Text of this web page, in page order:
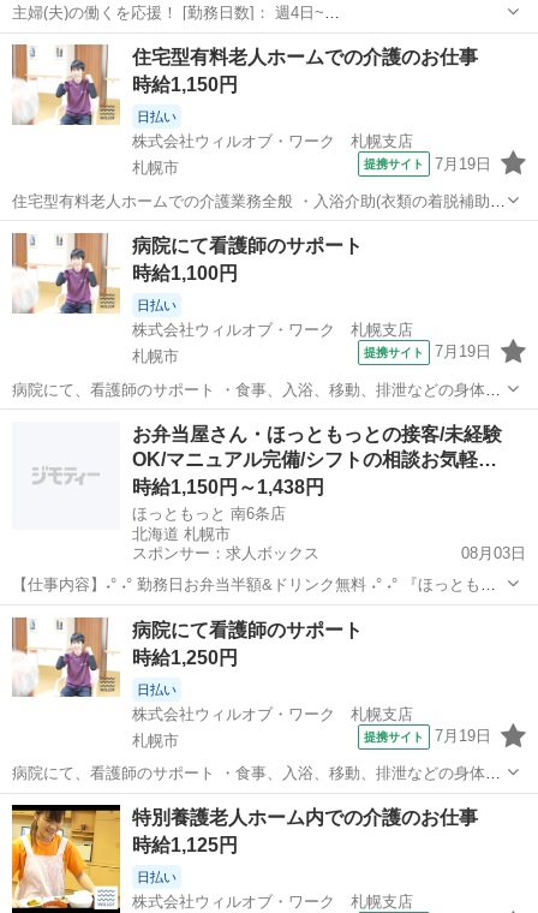
主婦(夫)の働くを応援！ [勤務日数]： 週4日~
08:30~13:00/14:00~18:30/10:00~13:00/14:00~18:00 月/火/水/木/金/土/
日 などから選べます [勤務地・最寄駅]： 北海...
北海道 札幌市 西１８丁目駅
住宅型有料老人ホームでの介護のお仕事
時給1,150円
日払い
株式会社ウィルオブ・ワーク 札幌支店
札幌市
提携サイト 7月19日
住宅型有料老人ホームでの介護業務全般 ・入浴介助(衣類の着脱補助、
洗髪、洗顔、体洗い補助など) ・食事介助(食事摂取のサポート、声掛
け、見守り、配膳など) ・排泄介助(トイレへの誘導、見守り、おむつ
交換など) ・環境整備(居...
北海道 札幌市 その他
病院にて看護師のサポート
時給1,100円
日払い
株式会社ウィルオブ・ワーク 札幌支店
札幌市
提携サイト 7月19日
病院にて、看護師のサポート ・食事、入浴、移動、排泄などの身体介
助 ・病室のシーツ交換、清掃、環境整備 ・事務作業の補助業務 ・伝
票やカルテの運搬 ・備品、器具の確認 など 「できるか不安・・・」
「未経験者だけど大丈夫か...
札幌市 その他
お弁当屋さん・ほっともっとの接客/未経験
OK/マニュアル完備/シフトの相談お気軽…
時給1,150円～1,438円
ほっともっと 南6条店
北海道 札幌市
スポンサー：求人ボックス
08月03日
【仕事内容】˖° ˖° 勤務日お弁当半額&ドリンク無料 ˖° ˖° 『ほっともっ
と』スタッフ募集中! ライフスタイルに合わせて こんな働き方はいか
がですか? ⇓⇓⇓⇓⇓⇓⇓⇓⇓⇓⇓⇓⇓⇓⇓⇓⇓⇓⇓⇓⇓⇓⇓⇓⇓⇓⇓⇓⇓⇓ 学
生さん→...
アルバイト・パート
病院にて看護師のサポート
時給1,250円
日払い
株式会社ウィルオブ・ワーク 札幌支店
札幌市
提携サイト 7月19日
病院にて、看護師のサポート ・食事、入浴、移動、排泄などの身体介
助 ・病室のシーツ交換、清掃、環境整備 ・事務作業の補助業務 ・伝
票やカルテの運搬 ・備品、器具の確認 など 「できるか不安・・・」
「未経験者だけど大丈夫か...
北海道 札幌市 その他
特別養護老人ホーム内での介護のお仕事
時給1,125円
日払い
株式会社ウィルオブ・ワーク 札幌支店